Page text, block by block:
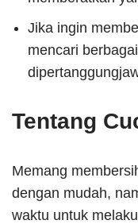
Jika ingin
mencari
Tentang
Memang
dengan mudah,
waktu untuk